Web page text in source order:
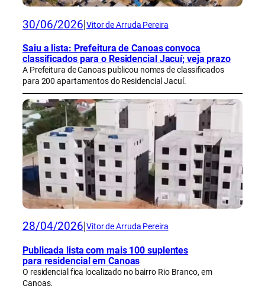
30/06/2026 Vitor de Arruda Pereira
Saiu a lista: Prefeitura de Canoas convoca
classificados para o Residencial Jacuí; veja prazo
A Prefeitura de Canoas publicou nomes de classificados
para 200 apartamentos do Residencial Jacuí.
28/04/2026 Vitor de Arruda Pereira
Publicada lista com mais 100 suplentes
para residencial em Canoas
O residencial fica localizado no bairro Rio Branco, em
Canoas.